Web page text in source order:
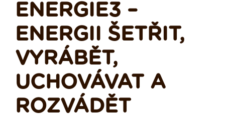
ENERGIE3 –
ENERGII ŠETŘIT,
VYRÁBĚT,
UCHOVÁVAT A
ROZVÁDĚT